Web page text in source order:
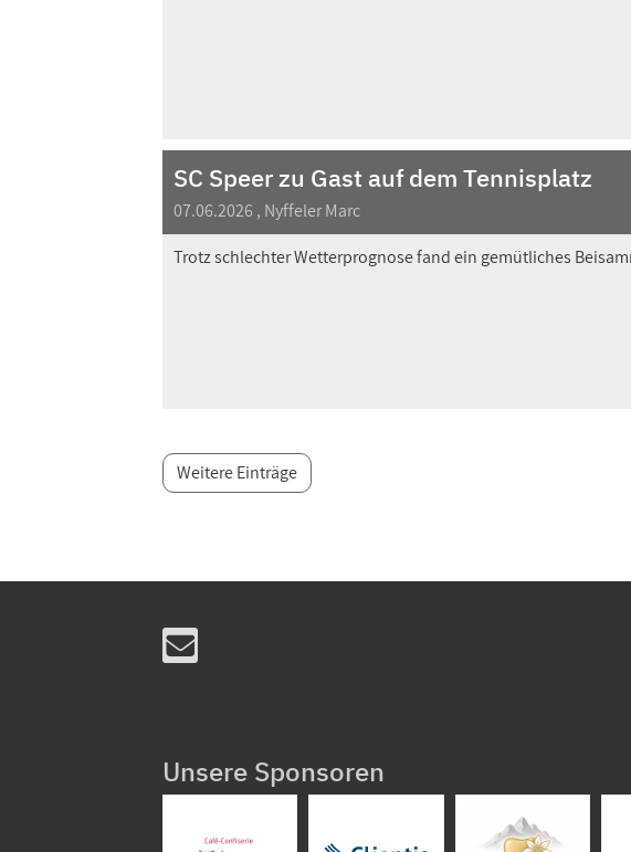
SC Speer zu Gast auf dem Tennisplatz
07.06.2026 , Nyffeler Marc
Trotz schlechter Wetterprognose fand ein gemütliches
Weitere Einträge
Unsere Sponsoren